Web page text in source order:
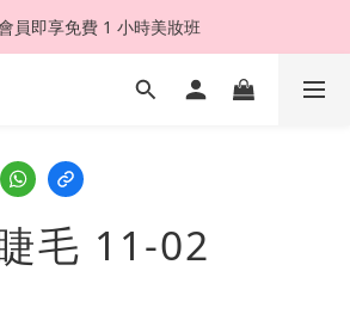
員即享免費 1 小時美妝班
毛 11-02